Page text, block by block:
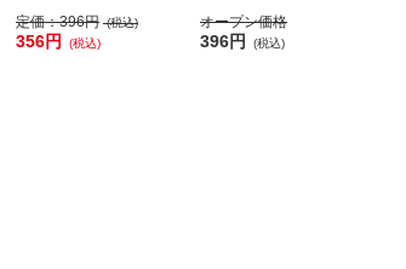
定価：396円 (税込)
356円 (税込)
オープン価格
396円 (税込)